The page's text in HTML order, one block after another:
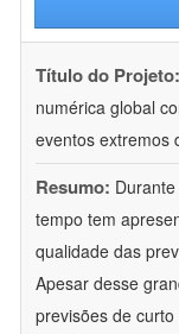
Título do Projeto:
numérica global
eventos extremos
Resumo:
tempo tem
qualidade das
Apesar desse
previsões de